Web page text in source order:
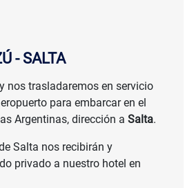
- SALTA
nos trasladaremos en servicio
para embarcar en el
Argentinas, dirección a Salta.
Salta nos recibirán y
privado a nuestro hotel en